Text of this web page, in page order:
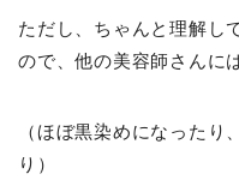
ただし、ちゃんと理解し
ので、他の美容師さんに
（ほぼ黒染めになった
り）